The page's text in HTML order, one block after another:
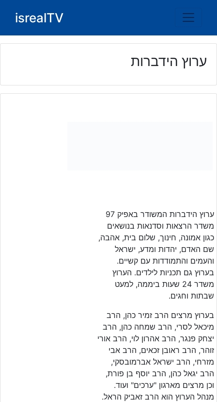
isrealTV
ערוץ הידברות
ערוץ הידברות המשודר באפיק 97
משדר הרצאות וסדנאות בנושאים
כגון אמונה, חינוך, שלום בית, אהבה,
שם האדם, יהדות ומדע, ישראל
והעמים והתמודדות עם קשיים.
בערוץ גם תכניות לילדים. הערוץ
משדר 24 שעות ביממה, למעט
שבתות וחגים.
בערוץ מרצים הרב זמיר כהן, הרב
מיכאל לסרי, הרב שמחה כהן, הרב
יצחק פנגר, הרב אהרון לוי, הרב אורי
זוהר, הרב ראובן זכאים, הרב אבי
מזרחי, הרב ישראל אברמובסקי,
הרב יגאל כהן, הרב יוסף בן פורת,
וכן מרצים מארגון "ערכים" ועוד.
מנהל הערוץ הוא הרב זאביק הראל.